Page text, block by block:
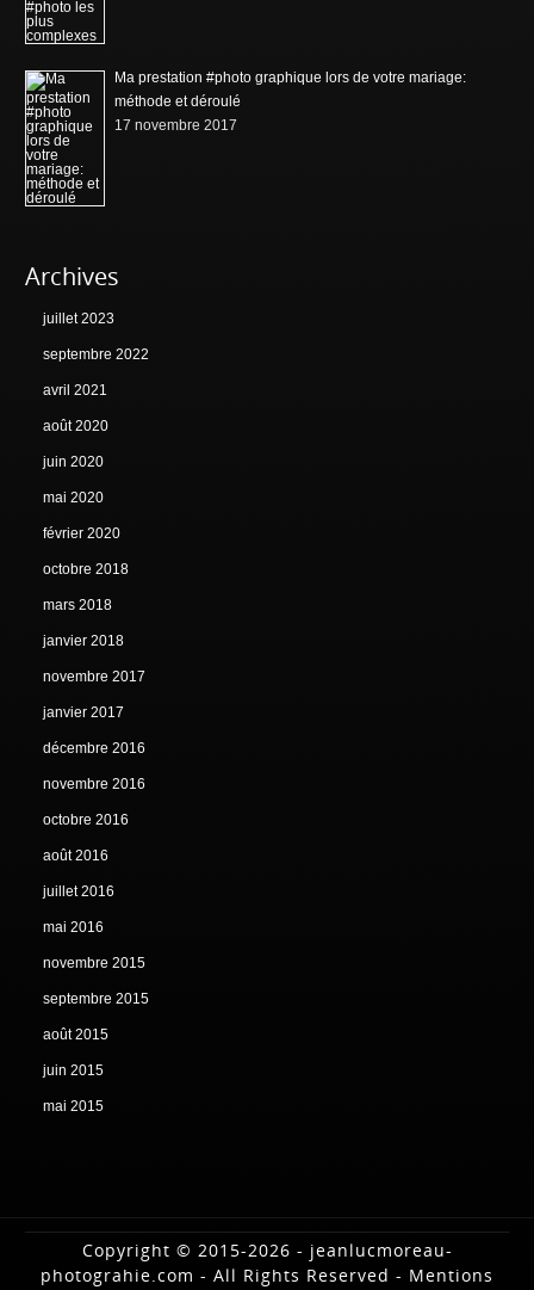
Ma prestation #photo graphique lors de votre mariage:
méthode et déroulé
17 novembre 2017
Archives
juillet 2023
septembre 2022
avril 2021
août 2020
juin 2020
mai 2020
février 2020
octobre 2018
mars 2018
janvier 2018
novembre 2017
janvier 2017
décembre 2016
novembre 2016
octobre 2016
août 2016
juillet 2016
mai 2016
novembre 2015
septembre 2015
août 2015
juin 2015
mai 2015
Copyright © 2015-2026 - jeanlucmoreau-
photograhie.com - All Rights Reserved - Mentions